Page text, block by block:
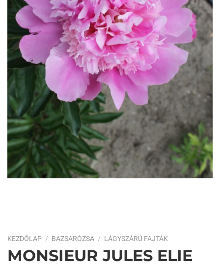
KEZDŐLAP / BAZSARÓZSA / LÁGYSZÁRÚ FAJTÁK
MONSIEUR JULES ELIE